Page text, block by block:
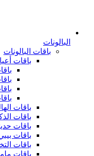
البالونات
باقات البالونات
باقات
باقات
باقات
باقات
باقات
باقات
باقات